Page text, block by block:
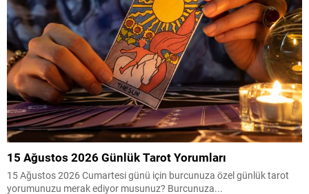
15 Ağustos 2026 Günlük Tarot Yorumları
15 Ağustos 2026 Cumartesi günü için burcunuza özel günlük tarot
yorumunuzu merak ediyor musunuz? Burcunuza...